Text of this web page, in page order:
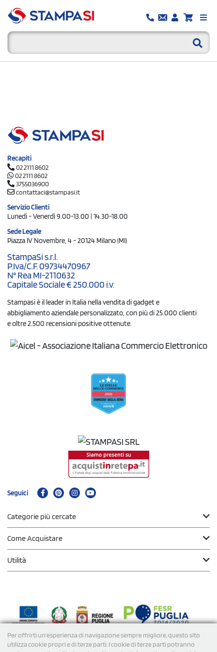
Per offrirti un'esperienza di navigazione sempre migliore, questo sito
utilizza cookie propri e di terze parti. I cookie di terze parti potranno
Recapiti
02 2111 8602
02 2111 8602
3755036900
contattaci@stampasi.it
Servizio Clienti
Lunedì - Venerdì 9.00-13.00 | 14.30-18.00
Sede Legale
Piazza IV Novembre, 4 - 20124 Milano (MI)
StampaSi s.r.l.
P.Iva/C.F. 09734470967
N° Rea MI-2110632
Capitale Sociale € 250.000 i.v.
Stampasi è il leader in Italia nella vendita di gadget e
abbigliamento aziendale personalizzato, con più di 25.000 clienti
e oltre 2.500 recensioni positive ottenute.
Seguici
Categorie più cercate
Come Acquistare
Utilità
Modalità diPagamento